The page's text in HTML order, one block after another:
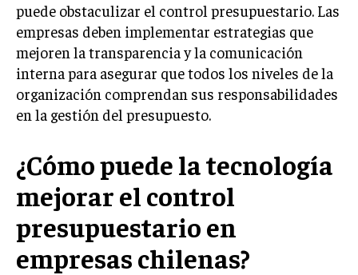
puede obstaculizar el control presupuestario. Las
empresas deben implementar estrategias que
mejoren la transparencia y la comunicación
interna para asegurar que todos los niveles de la
organización comprendan sus responsabilidades
en la gestión del presupuesto.
¿Cómo puede la tecnología
mejorar el control
presupuestario en
empresas chilenas?